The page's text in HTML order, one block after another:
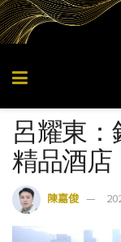
呂耀東
精品酒店
陳嘉俊